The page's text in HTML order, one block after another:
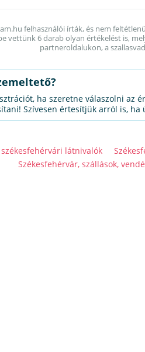
felhasználói írták, és nem
vettünk 6 darab olyan értékelést is,
partneroldalukon, a
ha szeretne válaszolni az
Szívesen értesítjük arról is, ha
látnivalók
Székesfehérvár, szállások,